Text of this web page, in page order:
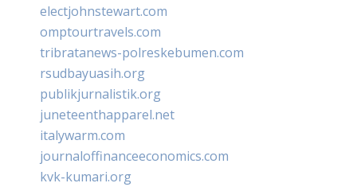
electjohnstewart.com
omptourtravels.com
tribratanews-polreskebumen.com
rsudbayuasih.org
publikjurnalistik.org
juneteenthapparel.net
italywarm.com
journaloffinanceeconomics.com
kvk-kumari.org